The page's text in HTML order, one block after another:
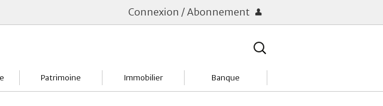
Connexion / Abonnement
Rechercher
Patrimoine Immobilier Banque